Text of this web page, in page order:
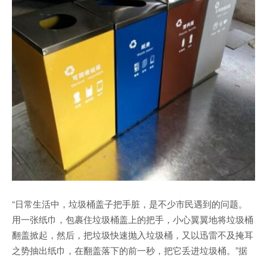
“日常生活中，垃圾桶盖子把手脏，是不少市民遇到的问题。
用一张纸巾，包裹住垃圾桶盖上的把手，小心翼翼地将垃圾桶
翻盖掀起，然后，把垃圾快速抛入垃圾桶，又以迅雷不及掩耳
之势抽出纸巾，在翻盖落下的前一秒，把它丢进垃圾桶。”据